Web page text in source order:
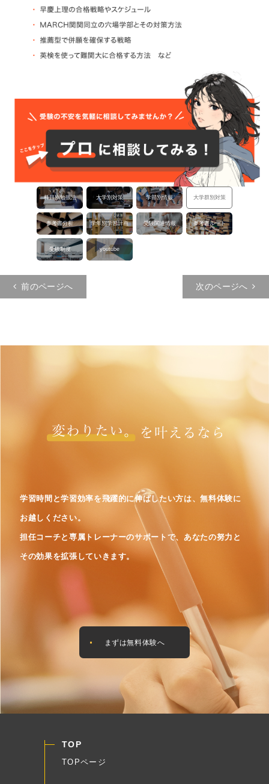
科目別勉強法 大学別対策 学部別情報 大学群別対策
参考書分析 学年別学習計画 受験関連情報 参考書ルート
受験制度 youtube
投稿ナビゲーション
前のページへ 次のページへ
学習時間と学習効率を飛躍的に伸ばしたい方は、無料体験に
お越しください。
担任コーチと専属トレーナーのサポートで、あなたの努力と
その効果を拡張していきます。
まずは無料体験へ
TOP
TOPページ